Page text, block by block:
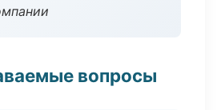
вопросы